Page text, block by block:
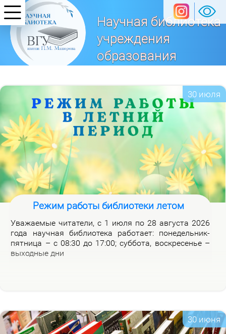
Научная библиотека
учреждения
образования
государственный университет
имени П. М. Машерова»
30 июля
Режим работы библиотеки летом
Ува­жа­е­мые чи­та­те­ли, с 1 июля по 28 ав­гу­ста 2026
го­да на­уч­ная биб­лио­те­ка ра­бо­та­ет: по­не­дель­ник-
пят­ни­ца – с 08:30 до 17:00; суб­бо­та, вос­кре­се­нье –
вы­ход­ные дни
30 июня